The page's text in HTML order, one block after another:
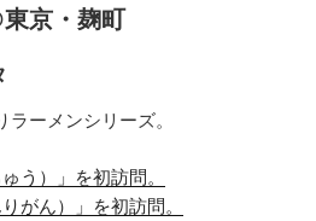
京・麹町
ーメンシリーズ。
う）」を初訪問。
がん）」を初訪問。